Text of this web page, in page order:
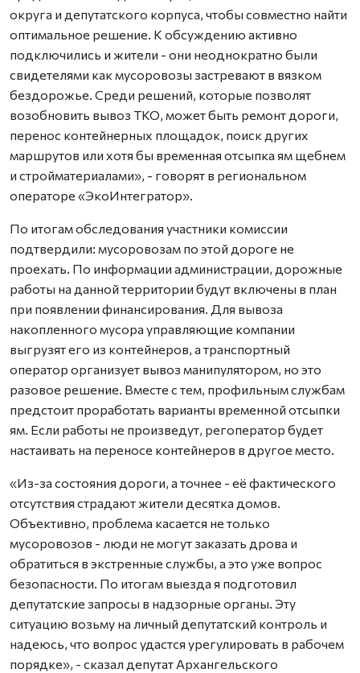
округа и депутатского корпуса, чтобы совместно найти
оптимальное решение. К обсуждению активно
подключились и жители - они неоднократно были
свидетелями как мусоровозы застревают в вязком
бездорожье. Среди решений, которые позволят
возобновить вывоз ТКО, может быть ремонт дороги,
перенос контейнерных площадок, поиск других
маршрутов или хотя бы временная отсыпка ям щебнем
и стройматериалами», - говорят в региональном
операторе «ЭкоИнтегратор».
По итогам обследования участники комиссии
подтвердили: мусоровозам по этой дороге не
проехать. По информации администрации, дорожные
работы на данной территории будут включены в план
при появлении финансирования. Для вывоза
накопленного мусора управляющие компании
выгрузят его из контейнеров, а транспортный
оператор организует вывоз манипулятором, но это
разовое решение. Вместе с тем, профильным службам
предстоит проработать варианты временной отсыпки
ям. Если работы не произведут, регоператор будет
настаивать на переносе контейнеров в другое место.
«Из-за состояния дороги, а точнее - её фактического
отсутствия страдают жители десятка домов.
Объективно, проблема касается не только
мусоровозов - люди не могут заказать дрова и
обратиться в экстренные службы, а это уже вопрос
безопасности. По итогам выезда я подготовил
депутатские запросы в надзорные органы. Эту
ситуацию возьму на личный депутатский контроль и
надеюсь, что вопрос удастся урегулировать в рабочем
порядке», - сказал депутат Архангельского